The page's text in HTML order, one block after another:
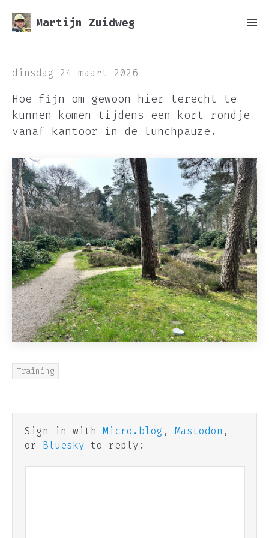
Martijn Zuidweg
dinsdag 24 maart 2026
Hoe fijn om gewoon hier terecht te
kunnen komen tijdens een kort rondje
vanaf kantoor in de lunchpauze.
Training
Sign in with Micro.blog , Mastodon ,
or Bluesky to reply: